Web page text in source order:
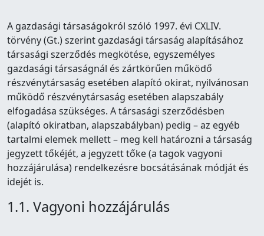
A gazdasági társaságokról szóló 1997. évi CXLIV.
törvény (Gt.) szerint gazdasági társaság alapításához
társasági szerződés megkötése, egyszemélyes
gazdasági társaságnál és zártkörűen működő
részvénytársaság esetében alapító okirat, nyilvánosan
működő részvénytársaság esetében alapszabály
elfogadása szükséges. A társasági szerződésben
(alapító okiratban, alapszabályban) pedig – az egyéb
tartalmi elemek mellett – meg kell határozni a társaság
jegyzett tőkéjét, a jegyzett tőke (a tagok vagyoni
hozzájárulása) rendelkezésre bocsátásának módját és
idejét is.
1.1. Vagyoni hozzájárulás